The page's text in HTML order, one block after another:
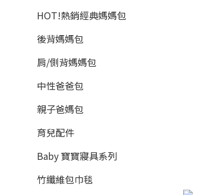
HOT!熱銷經典媽媽包
後背媽媽包
肩/側背媽媽包
中性爸爸包
親子爸媽包
育兒配件
Baby 寶寶寢具系列
竹纖維包巾毯